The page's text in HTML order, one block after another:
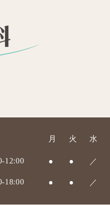
月 火 水
12:00 ● ● ／
18:00 ● ● ／